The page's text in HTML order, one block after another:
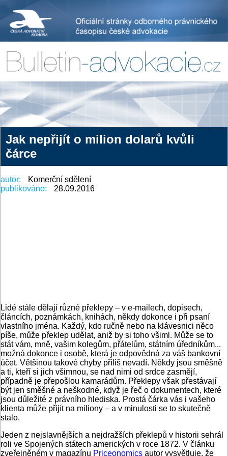
Jak nepřijít o milion dolarů kvůli
čárce
autor:
Komerční sdělení
publikováno:
28.09.2016
Lidé stále dělají různé překlepy – v e-mailech, dopisech,
článcích, poznámkách, knihách, někdy dokonce i při psaní
vlastního jména. Každý, kdo ručně nebo na klávesnici něco
píše, může překlep udělat, aniž by si toho všiml. Může se to
stát vám, mně, vašim kolegům, přátelům, státním úředníkům...
možná dokonce i osobě, která je odpovědná za váš bankovní
účet. Většinou takové chyby příliš nevadí. Někdy jsou směšně
a ti, kteří si jich všimnou, se nad nimi od srdce zasmějí,
případně je přepošlou kamarádům. Překlepy však přestávají
být jen směšné a neškodné, když je řeč o dokumentech, které
jsou důležité z právního hlediska. Prostá čárka vás i vašeho
klienta může přijít na miliony – a v minulosti se to skutečně
stalo.
Jeden z nejslavnějších a nejdražších překlepů v historii sehrál
roli ve Spojených státech amerických v roce 1872. V článku
zveřejněném v magazínu Priceonomics autor vysvětluje, že